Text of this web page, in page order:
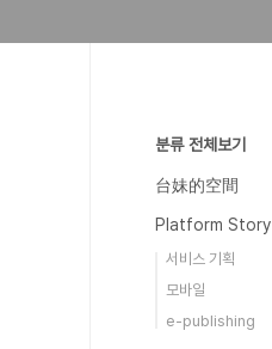
분류 전체보기
台妹的空間
Platform Story
서비스 기획
모바일
e-publishing